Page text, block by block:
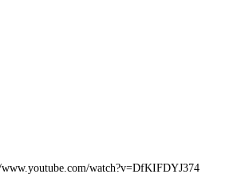
watch?v=DfKIFDYJ374